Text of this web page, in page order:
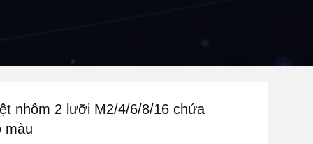
nhôm 2 lưỡi M2/4/6/8/16 chứa
màu